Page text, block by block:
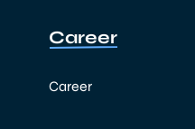
Career
Career